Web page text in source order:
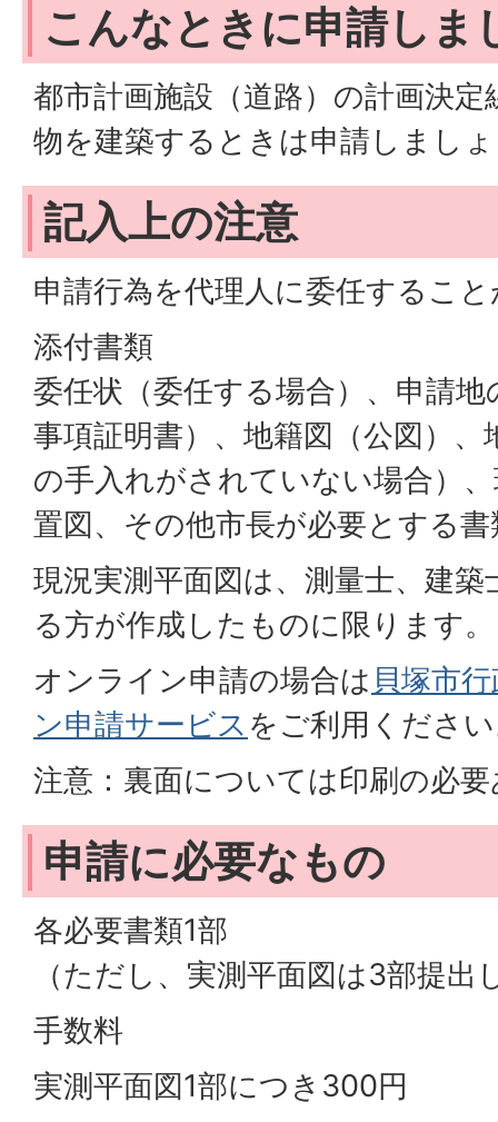
こんなときに申請しま
都市計画施設（道路）の計画決
物を建築するときは申請しまし
記入上の注意
申請行為を代理人に委任するこ
添付書類
委任状（委任する場合）、申請
事項証明書）、地籍図（公図）、
の手入れがされていない場合）
置図、その他市長が必要とする
現況実測平面図は、測量士、建
る方が作成したものに限ります。
オンライン申請の場合は 貝塚市
ン申請サービス をご利用くださ
注意：裏面については印刷の必
申請に必要なもの
各必要書類1部
（ただし、実測平面図は3部提出
手数料
実測平面図1部につき300円